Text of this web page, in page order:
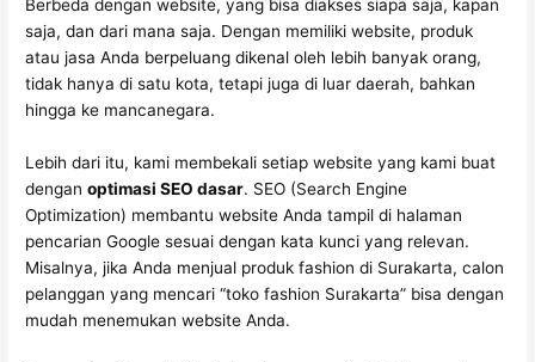
Berbeda dengan website, yang bisa diakses siapa saja, kapan
saja, dan dari mana saja. Dengan memiliki website, produk
atau jasa Anda berpeluang dikenal oleh lebih banyak orang,
tidak hanya di satu kota, tetapi juga di luar daerah, bahkan
hingga ke mancanegara.
Lebih dari itu, kami membekali setiap website yang kami buat
denganoptimasi SEO dasar. SEO (Search Engine
Optimization) membantu website Anda tampil di halaman
pencarian Google sesuai dengan kata kunci yang relevan.
Misalnya, jika Anda menjual produk fashion di Surakarta, calon
pelanggan yang mencari “toko fashion Surakarta” bisa dengan
mudah menemukan website Anda.